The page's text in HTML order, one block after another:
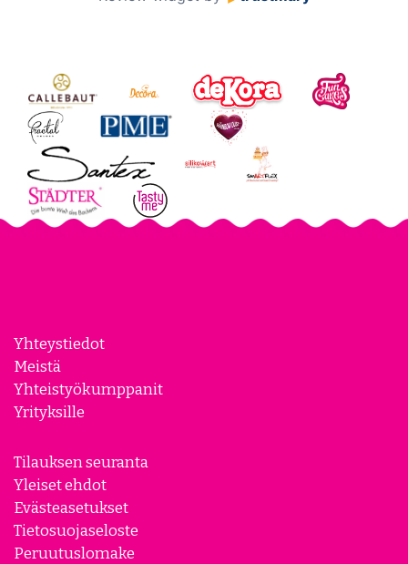
Yhteystiedot
Meistä
Yhteistyökumppanit
Yrityksille
Tilauksen seuranta
Yleiset ehdot
Evästeasetukset
Tietosuojaseloste
Peruutuslomake